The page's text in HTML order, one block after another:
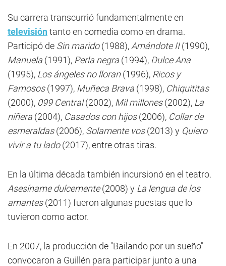
Su carrera transcurrió fundamentalmente en
televisióntanto en comedia como en drama.
Participó de Sin marido(1988), Amándote II(1990),
Manuela (1991), Perla negra (1994), Dulce Ana
(1995), Los ángeles no lloran(1996), Ricos y
Famosos(1997), Muñeca Brava (1998), Chiquititas
(2000), 099 Central(2002), Mil millones(2002), La
niñera (2004), Casados con hijos(2006), Collar de
esmeraldas(2006), Solamente vos(2013) y Quiero
vivir a tu lado(2017), entre otras tiras.
En la última década también incursionó en el teatro.
Asesíname dulcemente(2008) y La lengua de los
amantes(2011) fueron algunas puestas que lo
tuvieron como actor.
En 2007, la producción de "Bailando por un sueño"
convocaron a Guillén para participar junto a una